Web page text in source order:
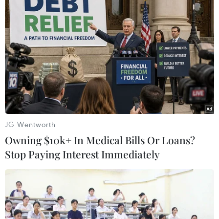
Sân bay Italy vắng vẻ hiu quạnh vì
đại dịch COVID-19
12/03/2020 08:02
Malpensa là sân bay quốc tế lớn nhất của thành phố
Milan (Italy) với lượng du khách lớn đến thăm kinh đô
JG Wentworth
Owning $10k+ In Medical Bills Or Loans?
Stop Paying Interest Immediately